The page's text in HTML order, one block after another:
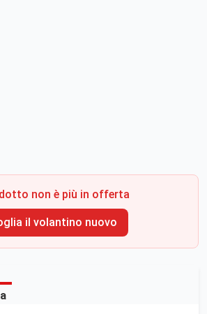
non è più in offerta
il volantino nuovo